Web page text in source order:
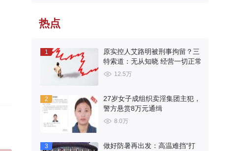
热点
1
原实控人艾路明被刑事拘留？三
特索道：无从知晓 经营一切正常
12.5万
2
27岁女子成组织卖淫集团主犯，
警方悬赏8万元通缉
8.0万
3
做好防暑再出发：高温难挡“打